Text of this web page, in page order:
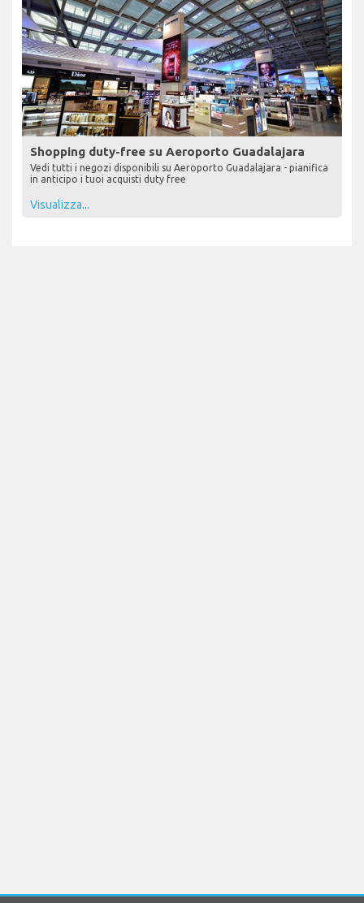
Shopping duty-free su Aeroporto Guadalajara
Vedi tutti i negozi disponibili su Aeroporto Guadalajara - pianifica
in anticipo i tuoi acquisti duty free
Visualizza...